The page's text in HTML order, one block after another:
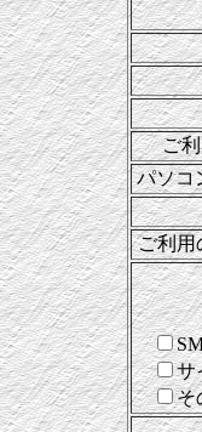
ご
パソコ
ご利用
サ
そ